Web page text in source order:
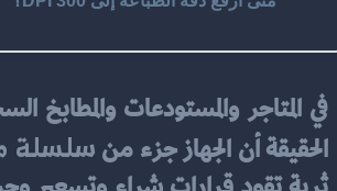
في المتاجر والمستودعات والمطابخ
الحقيقة أن الجهاز جزء من سلسلة